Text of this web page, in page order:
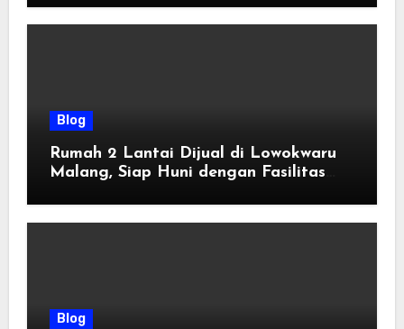
Blog
Rumah 2 Lantai Dijual di Lowokwaru
Malang, Siap Huni dengan Fasilitas
Blog